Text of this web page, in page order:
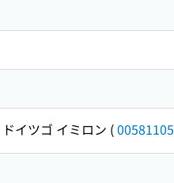
ドイツゴ イミロン (00581105